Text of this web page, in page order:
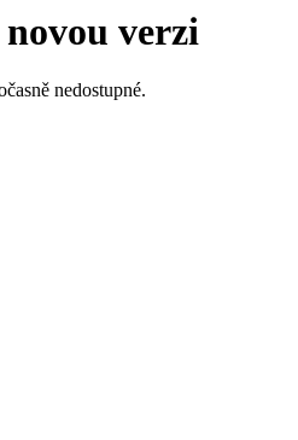
verzi
nedostupné.